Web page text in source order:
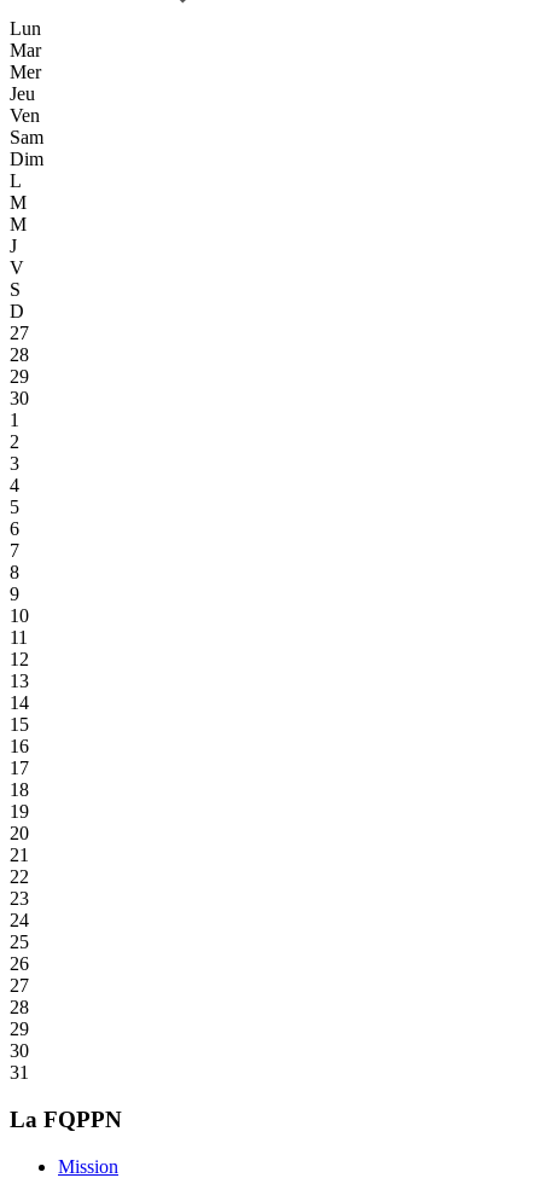
Lun
Mar
Mer
Jeu
Ven
Sam
Dim
L
M
M
J
V
S
D
27
28
29
30
1
2
3
4
5
6
7
8
9
10
11
12
13
14
15
16
17
18
19
20
21
22
23
24
25
26
27
28
29
30
31
La FQPPN
Mission